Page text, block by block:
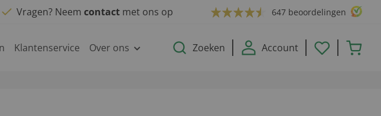
Vragen? Neem contact met ons op 647 beoordelingen
Klantenservice Over ons Zoeken Account